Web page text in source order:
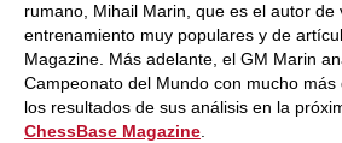
rumano, Mihail Marin, que es el autor de
entrenamiento muy populares y de
Magazine. Más adelante, el GM Marin
Campeonato del Mundo con mucho
los resultados de sus análisis en la
ChessBase Magazine